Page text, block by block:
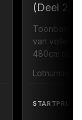
(Deel 2)
Toonbank
van
480cm
Lotnummer
STARTPRIJS